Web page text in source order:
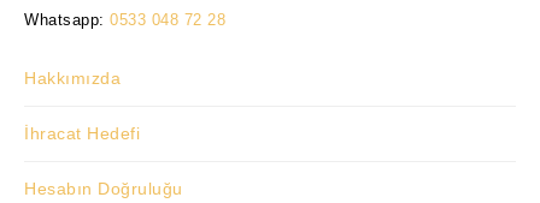
Whatsapp: 0533 048 72 28
Hakkımızda
İhracat Hedefi
Hesabın Doğruluğu